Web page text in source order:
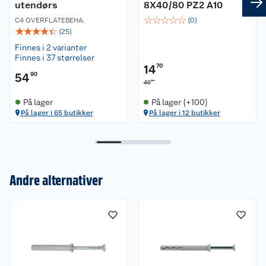
utendørs
C4 OVERFLATEBEHA.
☆☆☆☆☆ (25)
Finnes i 2 varianter
Finnes i 37 størrelser
5490
På lager
På lager i 65 butikker
8X40/80 PZ2 A10
☆☆☆☆☆ (0)
1470
4900
På lager (+100)
På lager i 12 butikker
Andre alternativer
Butikker
Våre merkevarer